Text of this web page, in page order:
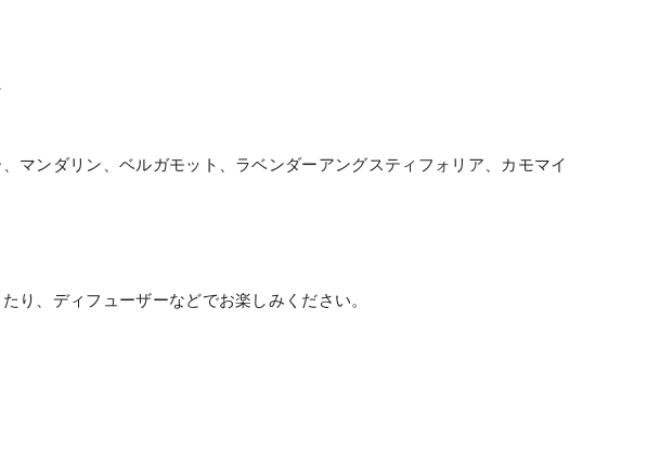
マンダリン、ベルガモット、ラベンダーアングスティフォリア、カモマイ
り、ディフューザーなどでお楽しみください。